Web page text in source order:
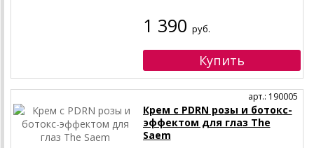
1 390 руб.
арт.: 190005
Крем с PDRN розы и ботокс-
эффектом для глаз The
Saem